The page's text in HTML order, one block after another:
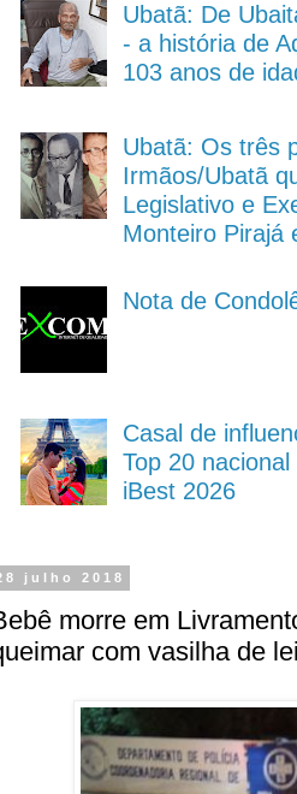
Ubatã: De
- a história de
103 anos de
Ubatã: Os três
Irmãos/Ubatã
Legislativo e
Monteiro Pirajá
Nota de
Casal de
Top 20
iBest 2026
julho 2018
morre em
com vasilha de